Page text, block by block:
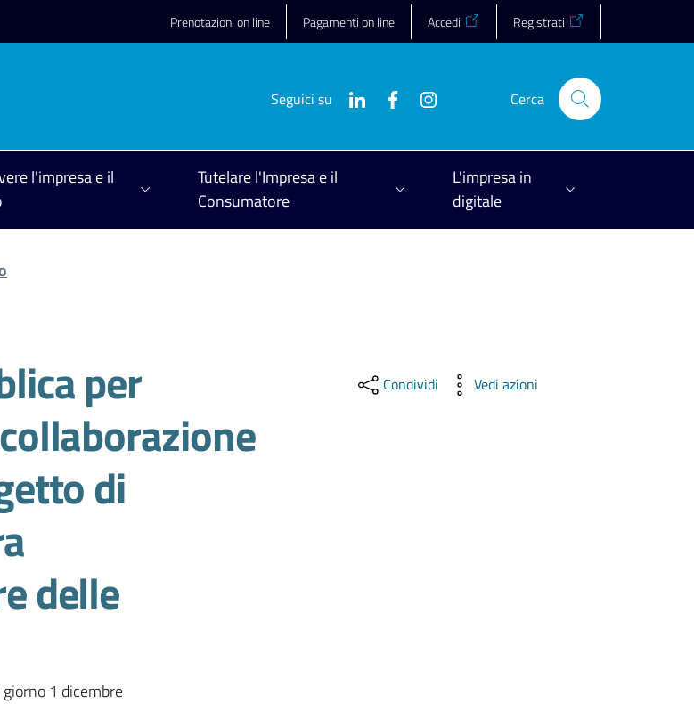
Prenotazioni on line Pagamenti on line Accedi Registrati
Seguici su Cerca
l'impresa e il
Tutelare l'Impresa e il
Consumatore
L'impresa in
digitale
per
di
delle
1 dicembre
Condividi Vedi azioni